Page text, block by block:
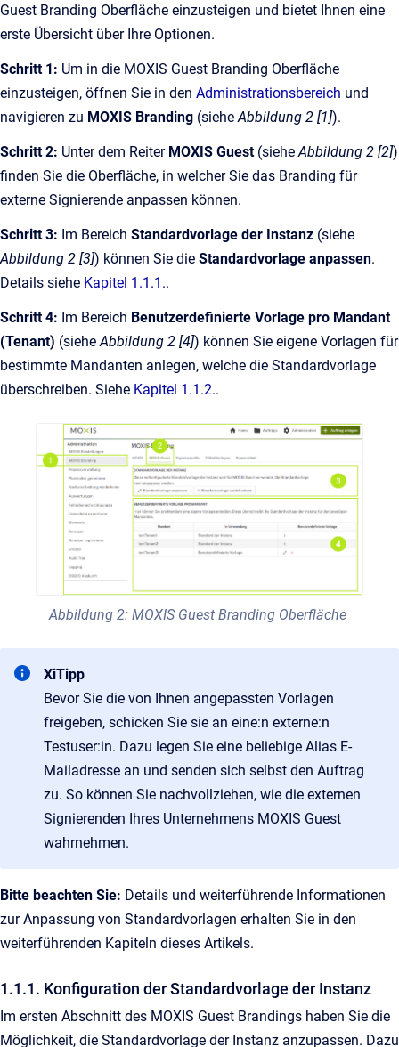
Guest Branding Oberfläche einzusteigen und bietet Ihnen eine
erste Übersicht über Ihre Optionen.
Schritt 1: Um in die MOXIS Guest Branding Oberfläche
einzusteigen, öffnen Sie in den Administrationsbereich und
navigieren zu MOXIS Branding (siehe Abbildung 2 [1]).
Schritt 2: Unter dem Reiter MOXIS Guest(siehe Abbildung 2 [2])
finden Sie die Oberfläche, in welcher Sie das Branding für
externe Signierende anpassen können.
Schritt 3: Im Bereich Standardvorlage der Instanz (siehe
Abbildung 2 [3]) können Sie die Standardvorlage anpassen.
Details siehe Kapitel 1.1.1..
Schritt 4: Im Bereich Benutzerdefinierte Vorlage pro Mandant
(Tenant) (siehe Abbildung 2 [4]) können Sie eigene Vorlagen für
bestimmte Mandanten anlegen, welche die Standardvorlage
überschreiben. Siehe Kapitel 1.1.2..
Abbildung 2: MOXIS Guest Branding Oberfläche
XiTipp
Bevor Sie die von Ihnen angepassten Vorlagen
freigeben, schicken Sie sie an eine:n externe:n
Testuser:in. Dazu legen Sie eine beliebige Alias E-
Mailadresse an und senden sich selbst den Auftrag
zu. So können Sie nachvollziehen, wie die externen
Signierenden Ihres Unternehmens MOXIS Guest
wahrnehmen.
Bitte beachten Sie: Details und weiterführende Informationen
zur Anpassung von Standardvorlagen erhalten Sie in den
weiterführenden Kapiteln dieses Artikels.
1.1.1. Konfiguration der Standardvorlage der Instanz
Im ersten Abschnitt des MOXIS Guest Brandings haben Sie die
Möglichkeit, die Standardvorlage der Instanz anzupassen. Dazu